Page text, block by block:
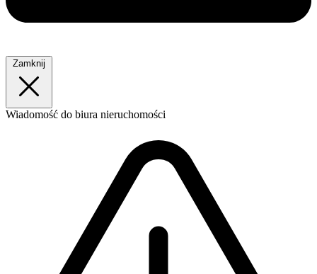
Zamknij
Wiadomość do biura nieruchomości